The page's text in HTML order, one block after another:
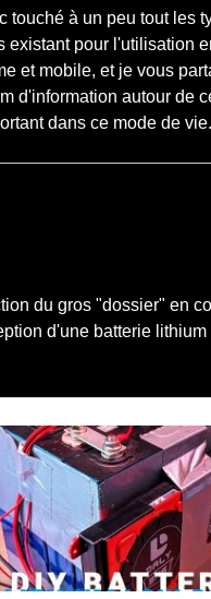
touché à un peu tout les
existant pour l'utilisation
et mobile, et je vous
d'information autour de
dans ce mode de vie.
du gros "dossier" en
d'une batterie